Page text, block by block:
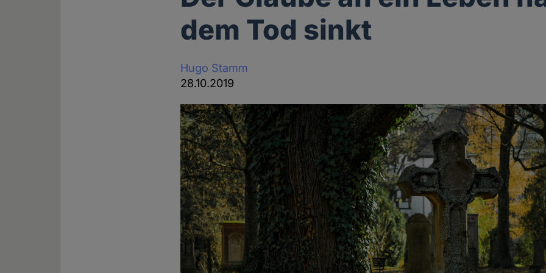
dem Tod sinkt
Hugo Stamm
28.10.2019